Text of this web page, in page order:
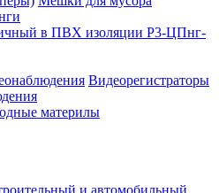
в ПВХ изоляции Р3-ЦПнг-
Видеорегистраторы
материлы
и автомобильный